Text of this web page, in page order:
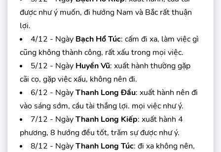
được như ý muốn, đi hướng Nam và Bắc rất thuận
lợi.
4/12 - Ngày Bạch Hổ Túc: cấm đi xa, làm việc gì
cũng không thành công, rất xấu trong mọi việc.
5/12 - Ngày Huyền Vũ: xuất hành thường gặp
cãi cọ, gặp việc xấu, không nên đi.
6/12 - NgàyThanh Long Đầu: xuất hành nên đi
vào sáng sớm, cầu tài thắng lợi. mọi việc như ý.
7/12 - NgàyThanh Long Kiếp: xuất hành 4
phương, 8 hướng đều tốt, trăm sự được như ý.
8/12 - NgàyThanh Long Túc: đi xa không nên,